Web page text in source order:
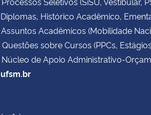
Histórico Acadêmico,
Acadêmicos (Mobilidade
Questões sobre Cursos (PPCs,
de Apoio Administrativo-